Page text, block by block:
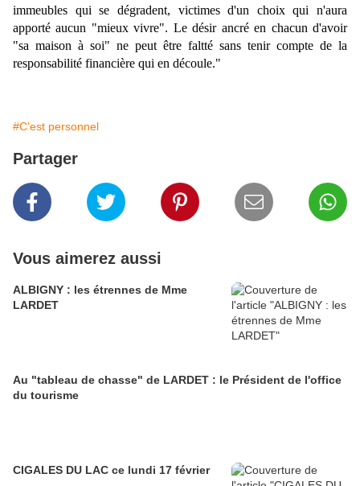
immeubles qui se dégradent, victimes d'un choix qui n'aura
apporté aucun "mieux vivre". Le désir ancré en chacun d'avoir
"sa maison à soi" ne peut être faltté sans tenir compte de la
responsabilité financière qui en découle."
#C'est personnel
Partager
Vous aimerez aussi
ALBIGNY : les étrennes de Mme
LARDET
Au "tableau de chasse" de LARDET : le Président de l'office
du tourisme
CIGALES DU LAC ce lundi 17 février